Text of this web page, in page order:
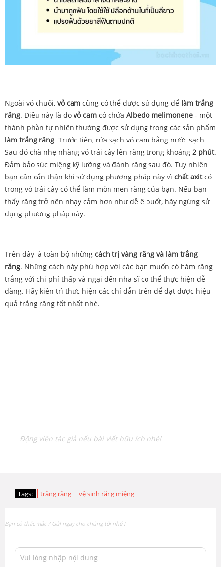
Ngoài vỏ chuối, vỏ cam cũng có thể được sử dụng để làm trắng
răng. Điều này là do vỏ cam có chứa Albedo melimonene - một
thành phần tự nhiên thường được sử dụng trong các sản phẩm
làm trắng răng. Trước tiên, rửa sạch vỏ cam bằng nước sạch.
Sau đó chà nhẹ nhàng vỏ trái cây lên răng trong khoảng 2 phút.
Đảm bảo súc miệng kỹ lưỡng và đánh răng sau đó. Tuy nhiên
bạn cần cẩn thận khi sử dụng phương pháp này vì chất axitcó
trong vỏ trái cây có thể làm mòn men răng của bạn. Nếu bạn
thấy răng trở nên nhạy cảm hơn như dễ ê buốt, hãy ngừng sử
dụng phương pháp này.
Trên đây là toàn bộ những cách trị vàng răng và làm trắng
răng. Những cách này phù hợp với các bạn muốn có hàm răng
trắng với chi phí thấp và ngại đến nha sĩ có thể thực hiện dễ
dàng. Hãy kiên trì thực hiện các chỉ dẫn trên để đạt được hiệu
quả trắng răng tốt nhất nhé.
Động viên tác giả nếu bài viết hữu ích nhé!
Tags: trắng răng vệ sinh răng miệng
Bạn có thắc mắc ? Gửi ngay cho chúng tôi nhé !